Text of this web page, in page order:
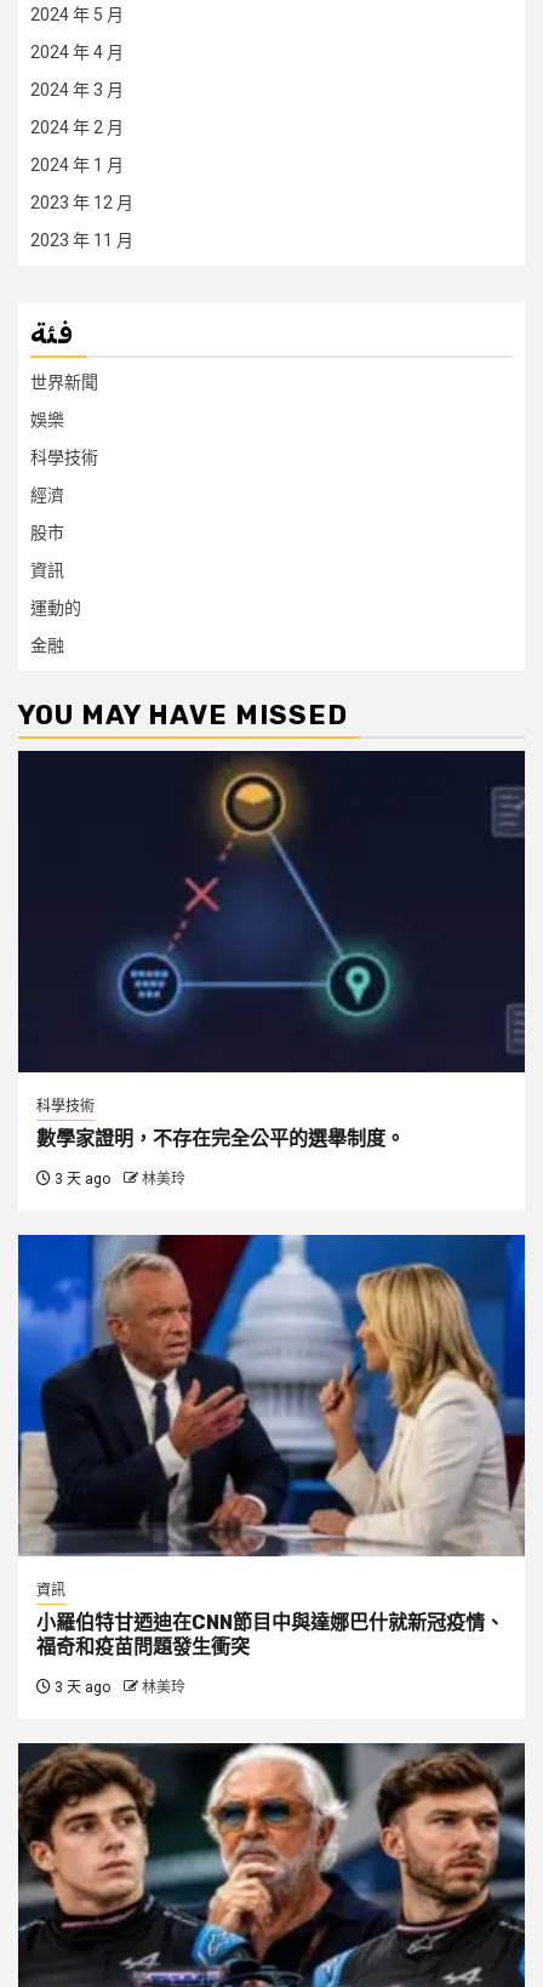
2024 年 5 月
2024 年 4 月
2024 年 3 月
2024 年 2 月
2024 年 1 月
2023 年 12 月
2023 年 11 月
فئة
世界新聞
娛樂
科學技術
經濟
股市
資訊
運動的
金融
YOU MAY HAVE MISSED
科學技術
數學家證明，不存在完全公平的選舉制度。
3 天 ago 林美玲
資訊
小羅伯特甘迺迪在CNN節目中與達娜巴什就新冠疫情、
福奇和疫苗問題發生衝突
3 天 ago 林美玲